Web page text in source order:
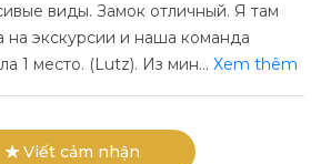
виды. Замок отличный. Я там
на экскурсии и наша команда
1 место. (Lutz). Из мин... Xem thêm
Viết cảm nhận